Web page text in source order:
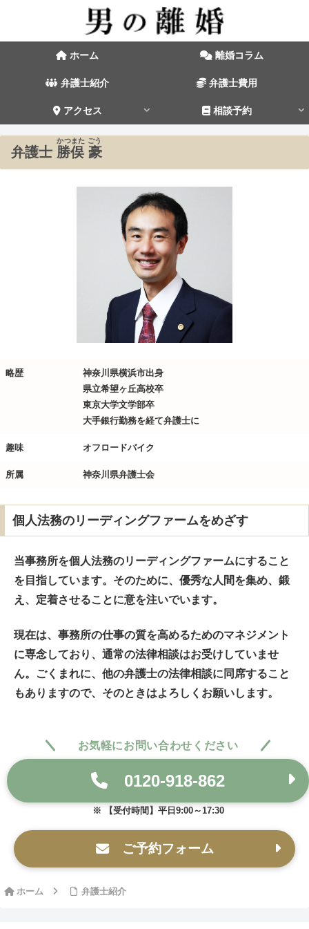
ホーム 離婚コラム
弁護士紹介 弁護士費用
アクセス 相談予約
弁護士 勝俣 豪
かつまた ごう
略歴
神奈川県横浜市出身
県立希望ヶ丘高校卒
東京大学文学部卒
大手銀行勤務を経て弁護士に
趣味 オフロードバイク
所属 神奈川県弁護士会
個人法務のリーディングファームをめざす
当事務所を個人法務のリーディングファームにすること
を目指しています。そのために、優秀な人間を集め、鍛
え、定着させることに意を注いでいます。
現在は、事務所の仕事の質を高めるためのマネジメント
に専念しており、通常の法律相談はお受けしていませ
ん。ごくまれに、他の弁護士の法律相談に同席すること
もありますので、そのときはよろしくお願いします。
お気軽にお問い合わせください
0120-918-862
【受付時間】平日9:00～17:30
ご予約フォーム
ホーム 弁護士紹介